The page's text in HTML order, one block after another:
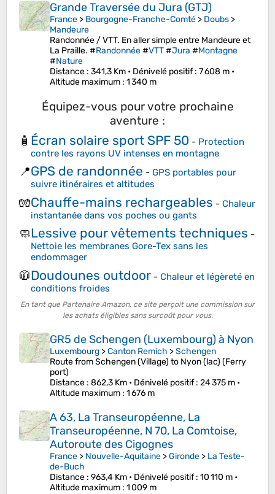
Grande Traversée du Jura (GTJ)
France > Bourgogne-Franche-Comté > Doubs >
Mandeure
Randonnée / VTT. En aller simple entre Mandeure et
La Praille. #Randonnée#VTT#Jura #Montagne
#Nature
Distance : 341,3 Km • Dénivelé positif: 7 608 m •
Altitude maximum : 1 340 m
Équipez-vous pour votre prochaine
aventure :
🧴 Écran solaire sport SPF 50 - Protection
contre les rayons UV intenses en montagne
📍GPS de randonnée - GPS portables pour
suivre itinéraires et altitudes
🧤Chauffe-mains rechargeables - Chaleur
instantanée dans vos poches ou gants
🧼Lessive pour vêtements techniques -
Nettoie les membranes Gore-Tex sans les
endommager
🧥Doudounes outdoor - Chaleur et légèreté en
conditions froides
En tant que Partenaire Amazon, ce site perçoit une commission sur
les achats éligibles sans surcoût pour vous.
GR5 de Schengen (Luxembourg) à Nyon
Luxembourg >Canton Remich >Schengen
Route from Schengen (Village) to Nyon (lac) (Ferry
port)
Distance : 862,3 Km • Dénivelé positif: 24 375 m •
Altitude maximum : 1 676 m
A 63, La Transeuropéenne, La
Transeuropéenne, N 70, La Comtoise,
Autoroute des Cigognes
France > Nouvelle-Aquitaine >Gironde > La Teste-
de-Buch
Distance : 963,4 Km • Dénivelé positif: 10 110 m •
Altitude maximum : 1 009 m